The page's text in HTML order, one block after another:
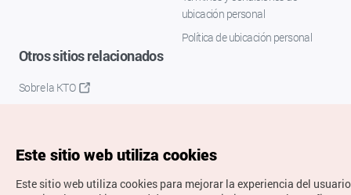
ubicación personal
Política de ubicación personal
Otros sitios relacionados
Sobre la KTO
Este sitio web utiliza cookies
Este sitio web utiliza cookies para mejorar la experiencia del